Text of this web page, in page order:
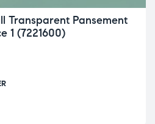
Transparent Pansement
1 (7221600)